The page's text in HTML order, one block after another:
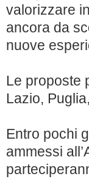
valorizzare
ancora da
nuove
Le proposte
Lazio,
Entro pochi
ammessi